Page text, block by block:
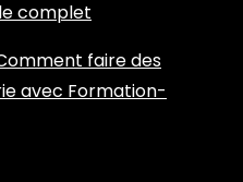
complet
faire des
avec Formation-